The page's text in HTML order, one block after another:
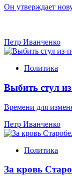
Он утверждает
Петр Иванченко
Политика
Выбить стул
Времени для
Петр Иванченко
Политика
За кровь